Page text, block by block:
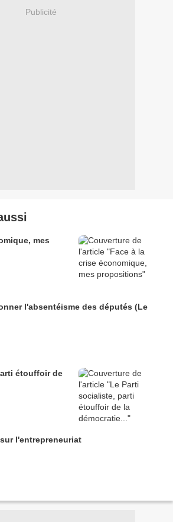
Publicité
mes
l'absentéisme des députés (Le
étouffoir de
l'entrepreneuriat